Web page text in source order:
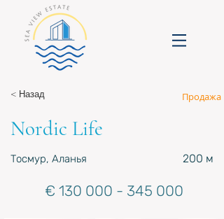
< Назад Продажа
Nordic Life
Тосмур, Аланья 200 м
€ 130 000 - 345 000